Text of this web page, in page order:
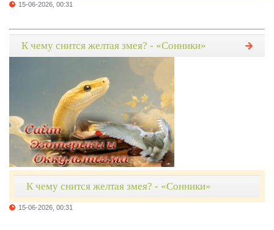
15-06-2026, 00:31
К чему снится желтая змея? - «Сонники»
К чему снится желтая змея? - «Сонники»
15-06-2026, 00:31